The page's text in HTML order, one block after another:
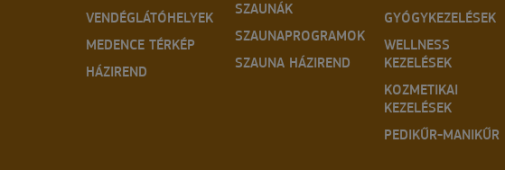
VENDÉGLÁTÓHELYEK
MEDENCE TÉRKÉP
HÁZIREND
SZAUNÁK
SZAUNAPROGRAMOK
SZAUNA HÁZIREND
GYÓGYKEZELÉSEK
WELLNESS
KEZELÉSEK
KOZMETIKAI
KEZELÉSEK
PEDIKŰR-MANIKŰR